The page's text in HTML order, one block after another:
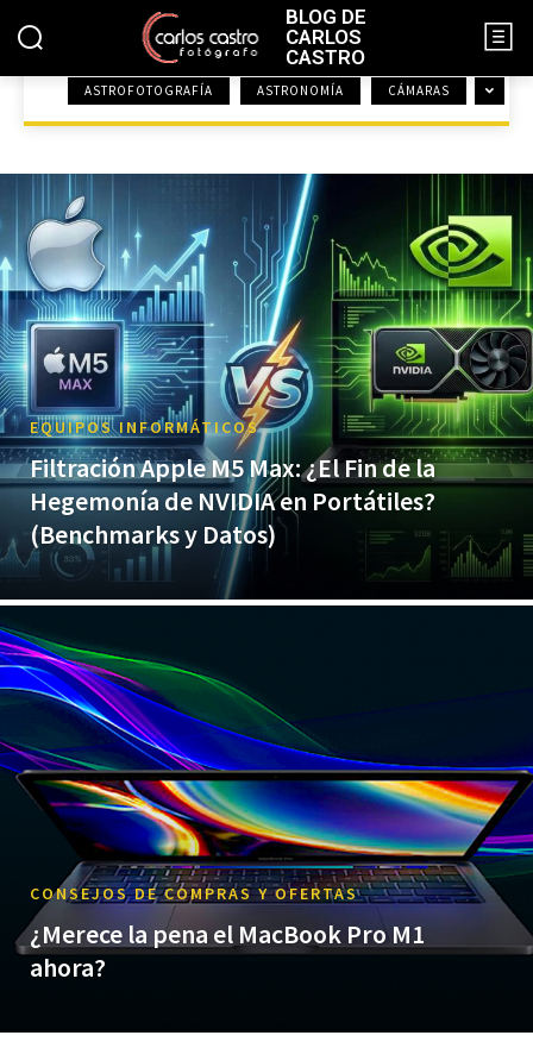
BLOG DE
CARLOS
CASTRO
ASTROFOTOGRAFÍA ASTRONOMÍA CÁMARAS
EQUIPOS INFORMÁTICOS
Filtración Apple M5 Max: ¿El Fin de la
Hegemonía de NVIDIA en Portátiles?
(Benchmarks y Datos)
CONSEJOS DE COMPRAS Y OFERTAS
¿Merece la pena el MacBook Pro M1
ahora?